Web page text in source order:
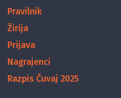
Pravilnik
Žirija
Prijava
Nagrajenci
Razpis Čuvaj 2025